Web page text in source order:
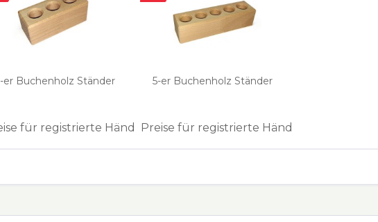
er Buchenholz Ständer
für registrierte Händler
5-er Buchenholz Ständer
Preise für registrierte Händler